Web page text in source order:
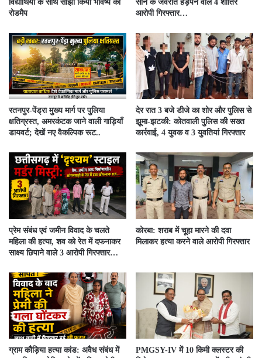
विद्यार्थियों के साथ साझा किया भविष्य का
रोडमैप
सोने के जेवरात हड़पने वाले 4 शातिर
आरोपी गिरफ्तार…
रतनपुर-पेंड्रा मुख्य मार्ग पर पुलिया
क्षतिग्रस्त, अमरकंटक जाने वाली गाड़ियाँ
डायवर्ट; देखें नए वैकल्पिक रूट..
देर रात 3 बजे डीजे का शोर और पुलिस से
झूमा-झटकी: कोतवाली पुलिस की सख्त
कार्रवाई, 4 युवक व 3 युवतियां गिरफ्तार
प्रेम संबंध एवं जमीन विवाद के चलते
महिला की हत्या, शव को रेत में दफनाकर
साक्ष्य छिपाने वाले 3 आरोपी गिरफ्तार…
कोरबा: शराब में चूहा मारने की दवा
मिलाकर हत्या करने वाले आरोपी गिरफ्तार
ग्राम कौड़िया हत्या कांड: अवैध संबंध में
PMGSY-IV में 10 किमी क्लस्टर की